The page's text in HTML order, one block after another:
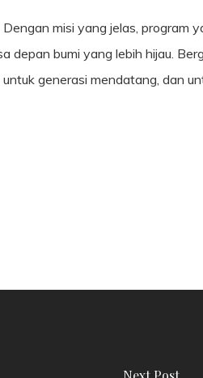
misi yang jelas, program
bumi yang lebih hijau.
generasi mendatang, dan